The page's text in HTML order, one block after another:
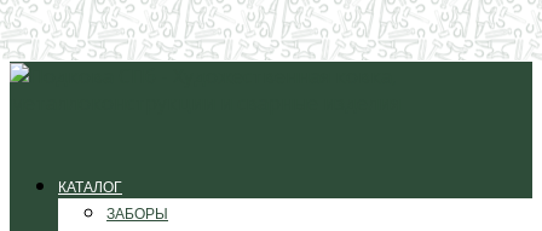
КАТАЛОГ
ЗАБОРЫ